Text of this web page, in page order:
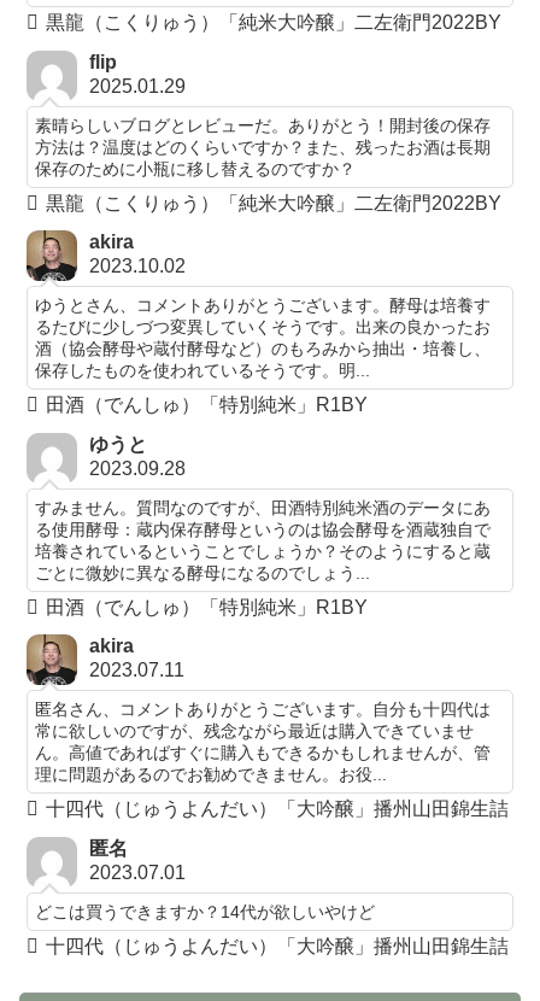
黒龍（こくりゅう）「純米大吟醸」二左衛門2022BY
flip
2025.01.29
素晴らしいブログとレビューだ。ありがとう！開封後の保存
方法は？温度はどのくらいですか？また、残ったお酒は長期
保存のために小瓶に移し替えるのですか？
黒龍（こくりゅう）「純米大吟醸」二左衛門2022BY
akira
2023.10.02
ゆうとさん、コメントありがとうございます。酵母は培養す
るたびに少しづつ変異していくそうです。出来の良かったお
酒（協会酵母や蔵付酵母など）のもろみから抽出・培養し、
保存したものを使われているそうです。明...
田酒（でんしゅ）「特別純米」R1BY
ゆうと
2023.09.28
すみません。質問なのですが、田酒特別純米酒のデータにあ
る使用酵母：蔵内保存酵母というのは協会酵母を酒蔵独自で
培養されているということでしょうか？そのようにすると蔵
ごとに微妙に異なる酵母になるのでしょう...
田酒（でんしゅ）「特別純米」R1BY
akira
2023.07.11
匿名さん、コメントありがとうございます。自分も十四代は
常に欲しいのですが、残念ながら最近は購入できていませ
ん。高値であればすぐに購入もできるかもしれませんが、管
理に問題があるのでお勧めできません。お役...
十四代（じゅうよんだい）「大吟醸」播州山田錦生詰
匿名
2023.07.01
どこは買うできますか？14代が欲しいやけど
十四代（じゅうよんだい）「大吟醸」播州山田錦生詰